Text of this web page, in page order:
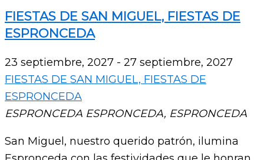
FIESTAS DE SAN MIGUEL, FIESTAS DE
ESPRONCEDA
23 septiembre, 2027 - 27 septiembre, 2027
FIESTAS DE SAN MIGUEL, FIESTAS DE
ESPRONCEDA
ESPRONCEDA ESPRONCEDA, ESPRONCEDA
San Miguel, nuestro querido patrón, ilumina